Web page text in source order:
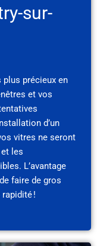
sur-
plus précieux en
et vos
d’un
vitres ne seront
les
L’avantage
faire de gros
!